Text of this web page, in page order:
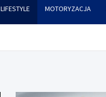
LIFESTYLE MOTORYZACJA